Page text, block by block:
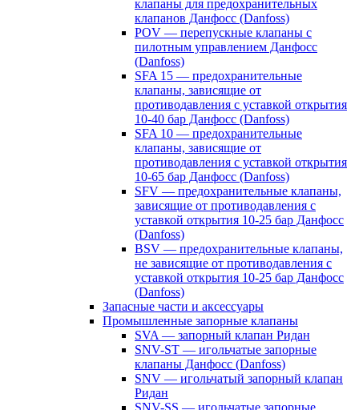
клапаны для предохранительных
клапанов Данфосс (Danfoss)
POV — перепускные клапаны с
пилотным управлением Данфосс
(Danfoss)
SFA 15 — предохранительные
клапаны, зависящие от
противодавления с уставкой открытия
10-40 бар Данфосс (Danfoss)
SFA 10 — предохранительные
клапаны, зависящие от
противодавления с уставкой открытия
10-65 бар Данфосс (Danfoss)
SFV — предохранительные клапаны,
зависящие от противодавления с
уставкой открытия 10-25 бар Данфосс
(Danfoss)
BSV — предохранительные клапаны,
не зависящие от противодавления с
уставкой открытия 10-25 бар Данфосс
(Danfoss)
Запасные части и аксессуары
Промышленные запорные клапаны
SVA — запорный клапан Ридан
SNV-ST — игольчатые запорные
клапаны Данфосс (Danfoss)
SNV — игольчатый запорный клапан
Ридан
SNV-SS — игольчатые запорные